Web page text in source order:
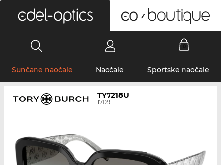
Sunčane naočale Naočale Sportske naočale
TY7218U
170911